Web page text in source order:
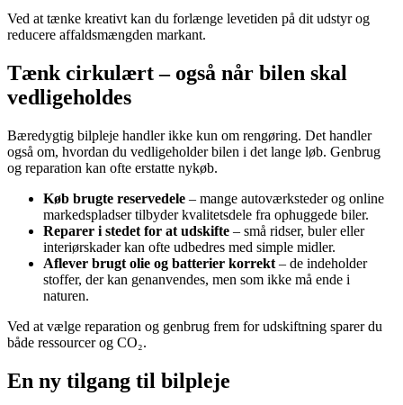
Ved at tænke kreativt kan du forlænge levetiden på dit udstyr og
reducere affaldsmængden markant.
Tænk cirkulært – også når bilen skal
vedligeholdes
Bæredygtig bilpleje handler ikke kun om rengøring. Det handler
også om, hvordan du vedligeholder bilen i det lange løb. Genbrug
og reparation kan ofte erstatte nykøb.
Køb brugte reservedele – mange autoværksteder og online
markedspladser tilbyder kvalitetsdele fra ophuggede biler.
Reparer i stedet for at udskifte – små ridser, buler eller
interiørskader kan ofte udbedres med simple midler.
Aflever brugt olie og batterier korrekt – de indeholder
stoffer, der kan genanvendes, men som ikke må ende i
naturen.
Ved at vælge reparation og genbrug frem for udskiftning sparer du
både ressourcer og CO₂.
En ny tilgang til bilpleje